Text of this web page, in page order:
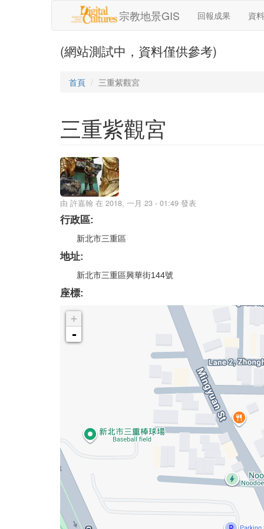
宗教地景GIS 回報成果 資
(網站測試中，資料僅供參考)
首頁 三重紫觀宮
三重紫觀宮
由 許嘉翰 在 2018, 一月 23 - 01:49 發表
行政區:
新北市三重區
地址:
新北市三重區興華街144號
座標:
+
-